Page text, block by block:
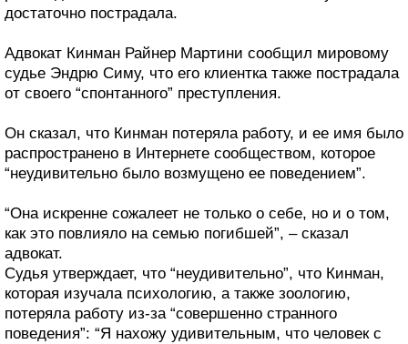
достаточно пострадала.
Адвокат Кинман Райнер Мартини сообщил мировому
судье Эндрю Симу, что его клиентка также пострадала
от своего “спонтанного” преступления.
Он сказал, что Кинман потеряла работу, и ее имя было
распространено в Интернете сообществом, которое
“неудивительно было возмущено ее поведением”.
“Она искренне сожалеет не только о себе, но и о том,
как это повлияло на семью погибшей”, – сказал
адвокат.
Судья утверждает, что “неудивительно”, что Кинман,
которая изучала психологию, а также зоологию,
потеряла работу из-за “совершенно странного
поведения”: “Я нахожу удивительным, что человек с